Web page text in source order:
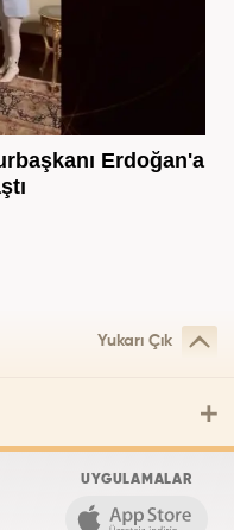
Erdoğan'a
Yukarı Çık
UYGULAMALAR